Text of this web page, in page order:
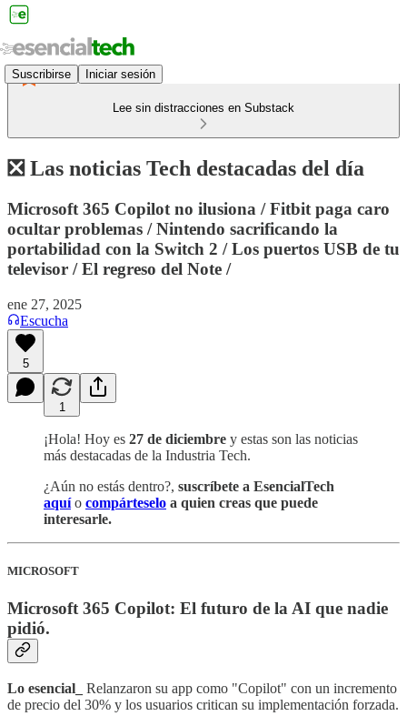
Suscribirse Iniciar sesión
Lee sin distracciones en Substack
❎ Las noticias Tech destacadas del día
Microsoft 365 Copilot no ilusiona / Fitbit paga caro
ocultar problemas / Nintendo sacrificando la
portabilidad con la Switch 2 / Los puertos USB de tu
televisor / El regreso del Note /
ene 27, 2025
Escucha
5
1
¡Hola! Hoy es 27 de diciembre y estas son las noticias
más destacadas de la Industria Tech.
¿Aún no estás dentro?, suscríbete a EsencialTech
aquí o compárteselo a quien creas que puede
interesarle.
MICROSOFT
Microsoft 365 Copilot: El futuro de la AI que nadie
pidió.
Lo esencial_ Relanzaron su app como "Copilot" con un incremento
de precio del 30% y los usuarios critican su implementación forzada.